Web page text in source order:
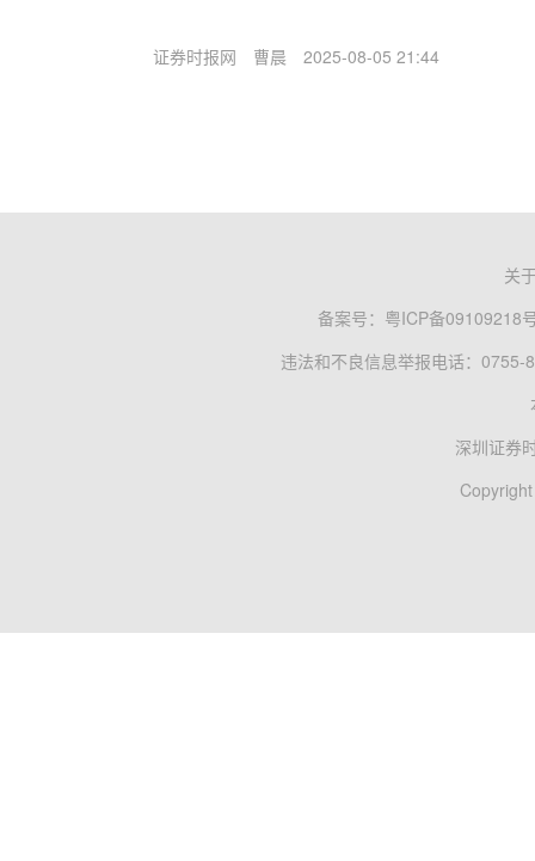
证券时报网 曹晨 2025-08-05 21:44
关
备案号： 粤ICP备09109218
违法和不良信息举报电话：0755-
深圳证券